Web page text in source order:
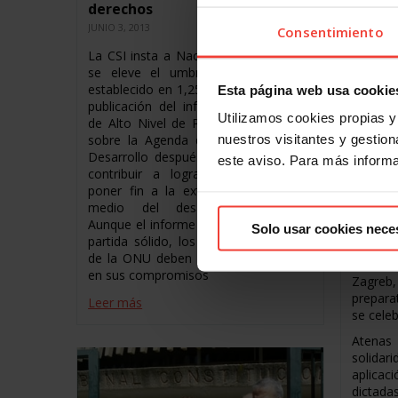
Consentimiento
Esta página web usa
Utilizamos cookies propias
nuestros visitantes y
este aviso. Para más
Solo usar cookies
derechos
JUNIO 3, 2013
La CSI insta a Naciones Unidas a que
se eleve el umbral de la pobreza,
establecido en 1,25 USD al día, tras la
publicación del informe de su Grupo
de Alto Nivel de Personas Eminentes
sobre la Agenda de la ONU para el
Desarrollo después de 2015, a fin de
contribuir a lograr la ambición de
poner fin a la extrema pobreza por
medio del desarrollo sostenible.
Aunque el informe ofrece un punto de
partida sólido, los Estados miembros
de la ONU deben ir mucho más lejos
en sus compromisos
Leer más
JUNIO 3,
se